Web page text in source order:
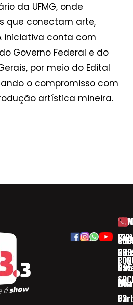
da UFMG, onde
que conectam arte,
iniciativa conta com
Governo Federal e do
por meio do Edital
o compromisso com
artística mineira.
(32)
32